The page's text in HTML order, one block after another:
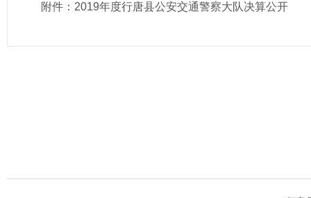
附件： 2019年度行唐县公安交通警察大队决算公开